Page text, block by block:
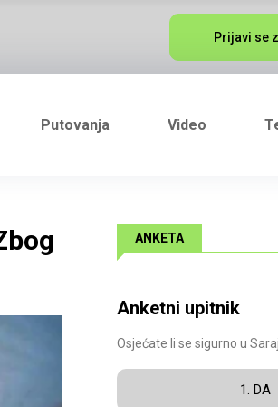
Prijavi se
Putovanja Video
ANKETA
Anketni upitnik
Osjećate li se sigurno u
1. DA